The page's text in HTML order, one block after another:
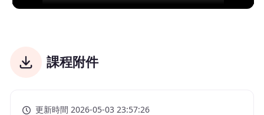
課程附件
更新時間 2026-05-03 23:57:26